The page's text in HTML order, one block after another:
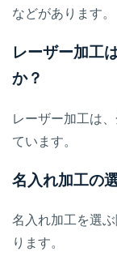
などがあります。
レーザー加工
か？
レーザー加工は
ています。
名入れ加工の
名入れ加工を選
ります。